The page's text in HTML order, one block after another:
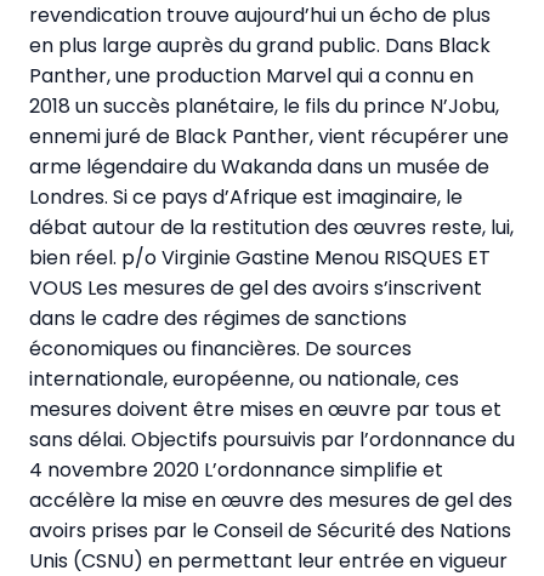
revendication trouve aujourd’hui un écho de plus
en plus large auprès du grand public. Dans Black
Panther, une production Marvel qui a connu en
2018 un succès planétaire, le fils du prince N’Jobu,
ennemi juré de Black Panther, vient récupérer une
arme légendaire du Wakanda dans un musée de
Londres. Si ce pays d’Afrique est imaginaire, le
débat autour de la restitution des œuvres reste, lui,
bien réel. p/o Virginie Gastine Menou RISQUES ET
VOUS Les mesures de gel des avoirs s’inscrivent
dans le cadre des régimes de sanctions
économiques ou financières. De sources
internationale, européenne, ou nationale, ces
mesures doivent être mises en œuvre par tous et
sans délai. Objectifs poursuivis par l’ordonnance du
4 novembre 2020 L’ordonnance simplifie et
accélère la mise en œuvre des mesures de gel des
avoirs prises par le Conseil de Sécurité des Nations
Unis (CSNU) en permettant leur entrée en vigueur